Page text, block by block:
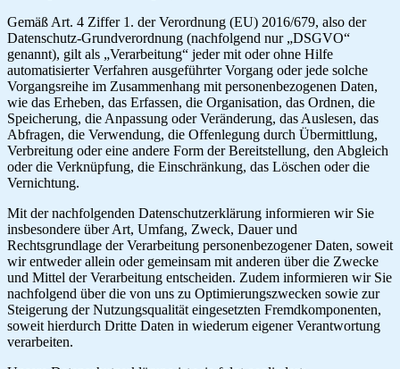
Gemäß Art. 4 Ziffer 1. der Verordnung (EU) 2016/679, also der
Datenschutz-Grundverordnung (nachfolgend nur „DSGVO“
genannt), gilt als „Verarbeitung“ jeder mit oder ohne Hilfe
automatisierter Verfahren ausgeführter Vorgang oder jede solche
Vorgangsreihe im Zusammenhang mit personenbezogenen Daten,
wie das Erheben, das Erfassen, die Organisation, das Ordnen, die
Speicherung, die Anpassung oder Veränderung, das Auslesen, das
Abfragen, die Verwendung, die Offenlegung durch Übermittlung,
Verbreitung oder eine andere Form der Bereitstellung, den Abgleich
oder die Verknüpfung, die Einschränkung, das Löschen oder die
Vernichtung.
Mit der nachfolgenden Datenschutzerklärung informieren wir Sie
insbesondere über Art, Umfang, Zweck, Dauer und
Rechtsgrundlage der Verarbeitung personenbezogener Daten, soweit
wir entweder allein oder gemeinsam mit anderen über die Zwecke
und Mittel der Verarbeitung entscheiden. Zudem informieren wir Sie
nachfolgend über die von uns zu Optimierungszwecken sowie zur
Steigerung der Nutzungsqualität eingesetzten Fremdkomponenten,
soweit hierdurch Dritte Daten in wiederum eigener Verantwortung
verarbeiten.